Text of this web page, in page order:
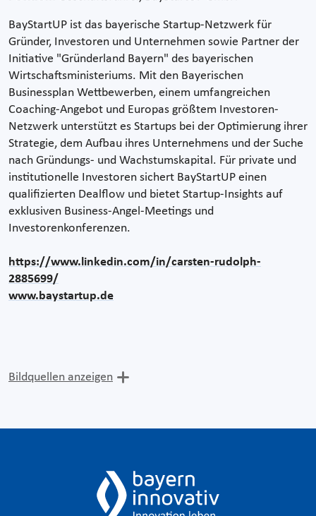
BayStartUP ist das bayerische Startup-Netzwerk für
Gründer, Investoren und Unternehmen sowie Partner der
Initiative "Gründerland Bayern" des bayerischen
Wirtschaftsministeriums. Mit den Bayerischen
Businessplan Wettbewerben, einem umfangreichen
Coaching-Angebot und Europas größtem Investoren-
Netzwerk unterstützt es Startups bei der Optimierung ihrer
Strategie, dem Aufbau ihres Unternehmens und der Suche
nach Gründungs- und Wachstumskapital. Für private und
institutionelle Investoren sichert BayStartUP einen
qualifizierten Dealflow und bietet Startup-Insights auf
exklusiven Business-Angel-Meetings und
Investorenkonferenzen.
https://www.linkedin.com/in/carsten-rudolph-
2885699/
www.baystartup.de
Bildquellen anzeigen